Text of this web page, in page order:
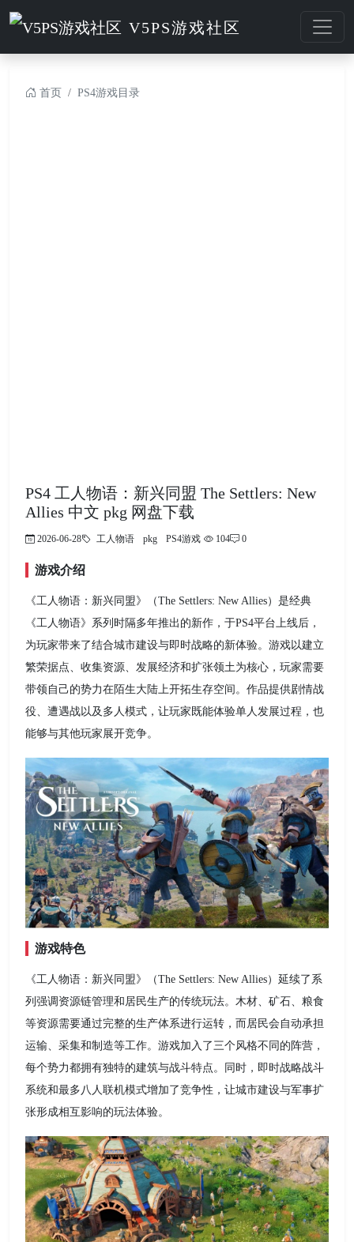
V5PS游戏社区
首页 PS4游戏目录
PS4 工人物语：新兴同盟 The Settlers: New
Allies 中文 pkg 网盘下载
2026-06-28 工人物语 pkg PS4游戏 104 0
游戏介绍
《工人物语：新兴同盟》（The Settlers: New Allies）是经典
《工人物语》系列时隔多年推出的新作，于PS4平台上线后，
为玩家带来了结合城市建设与即时战略的新体验。游戏以建立
繁荣据点、收集资源、发展经济和扩张领土为核心，玩家需要
带领自己的势力在陌生大陆上开拓生存空间。作品提供剧情战
役、遭遇战以及多人模式，让玩家既能体验单人发展过程，也
能够与其他玩家展开竞争。
游戏特色
《工人物语：新兴同盟》（The Settlers: New Allies）延续了系
列强调资源链管理和居民生产的传统玩法。木材、矿石、粮食
等资源需要通过完整的生产体系进行运转，而居民会自动承担
运输、采集和制造等工作。游戏加入了三个风格不同的阵营，
每个势力都拥有独特的建筑与战斗特点。同时，即时战略战斗
系统和最多八人联机模式增加了竞争性，让城市建设与军事扩
张形成相互影响的玩法体验。